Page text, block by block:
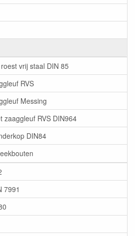
vrij staal DIN 85
RVS
Messing
zaaggleuf RVS DIN964
DIN84
7991